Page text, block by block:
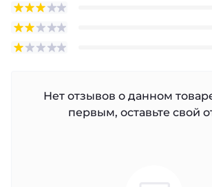
Нет отзывов о данном
первым, оставьте свой